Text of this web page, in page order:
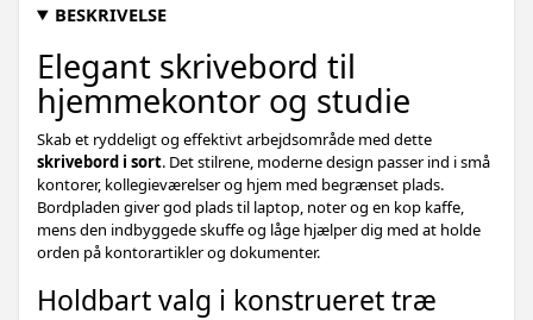
BESKRIVELSE
Elegant skrivebord til
hjemmekontor og studie
Skab et ryddeligt og effektivt arbejdsområde med dette
skrivebord i sort. Det stilrene, moderne design passer ind i små
kontorer, kollegieværelser og hjem med begrænset plads.
Bordpladen giver god plads til laptop, noter og en kop kaffe,
mens den indbyggede skuffe og låge hjælper dig med at holde
orden på kontorartikler og dokumenter.
Holdbart valg i konstrueret træ